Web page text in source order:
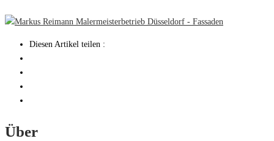
Diesen Artikel teilen :
Über